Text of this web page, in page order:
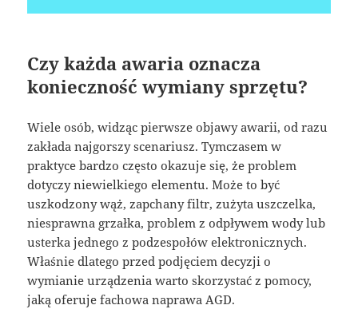
Czy każda awaria oznacza
konieczność wymiany sprzętu?
Wiele osób, widząc pierwsze objawy awarii, od razu
zakłada najgorszy scenariusz. Tymczasem w
praktyce bardzo często okazuje się, że problem
dotyczy niewielkiego elementu. Może to być
uszkodzony wąż, zapchany filtr, zużyta uszczelka,
niesprawna grzałka, problem z odpływem wody lub
usterka jednego z podzespołów elektronicznych.
Właśnie dlatego przed podjęciem decyzji o
wymianie urządzenia warto skorzystać z pomocy,
jaką oferuje fachowa naprawa AGD.